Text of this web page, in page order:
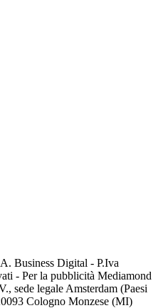
Business Digital - P.Iva
- Per la pubblicità Mediamond
sede legale Amsterdam (Paesi
Cologno Monzese (MI)